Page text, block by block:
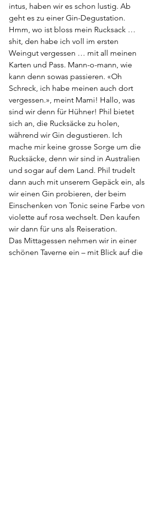
intus, haben wir es schon lustig. Ab
geht es zu einer Gin-Degustation.
Hmm, wo ist bloss mein Rucksack …
shit, den habe ich voll im ersten
Weingut vergessen … mit all meinen
Karten und Pass. Mann-o-mann, wie
kann denn sowas passieren. «Oh
Schreck, ich habe meinen auch dort
vergessen.», meint Mami! Hallo, was
sind wir denn für Hühner! Phil bietet
sich an, die Rucksäcke zu holen,
während wir Gin degustieren. Ich
mache mir keine grosse Sorge um die
Rucksäcke, denn wir sind in Australien
und sogar auf dem Land. Phil trudelt
dann auch mit unserem Gepäck ein, als
wir einen Gin probieren, der beim
Einschenken von Tonic seine Farbe von
violette auf rosa wechselt. Den kaufen
wir dann für uns als Reiseration.
Das Mittagessen nehmen wir in einer
schönen Taverne ein – mit Blick auf die